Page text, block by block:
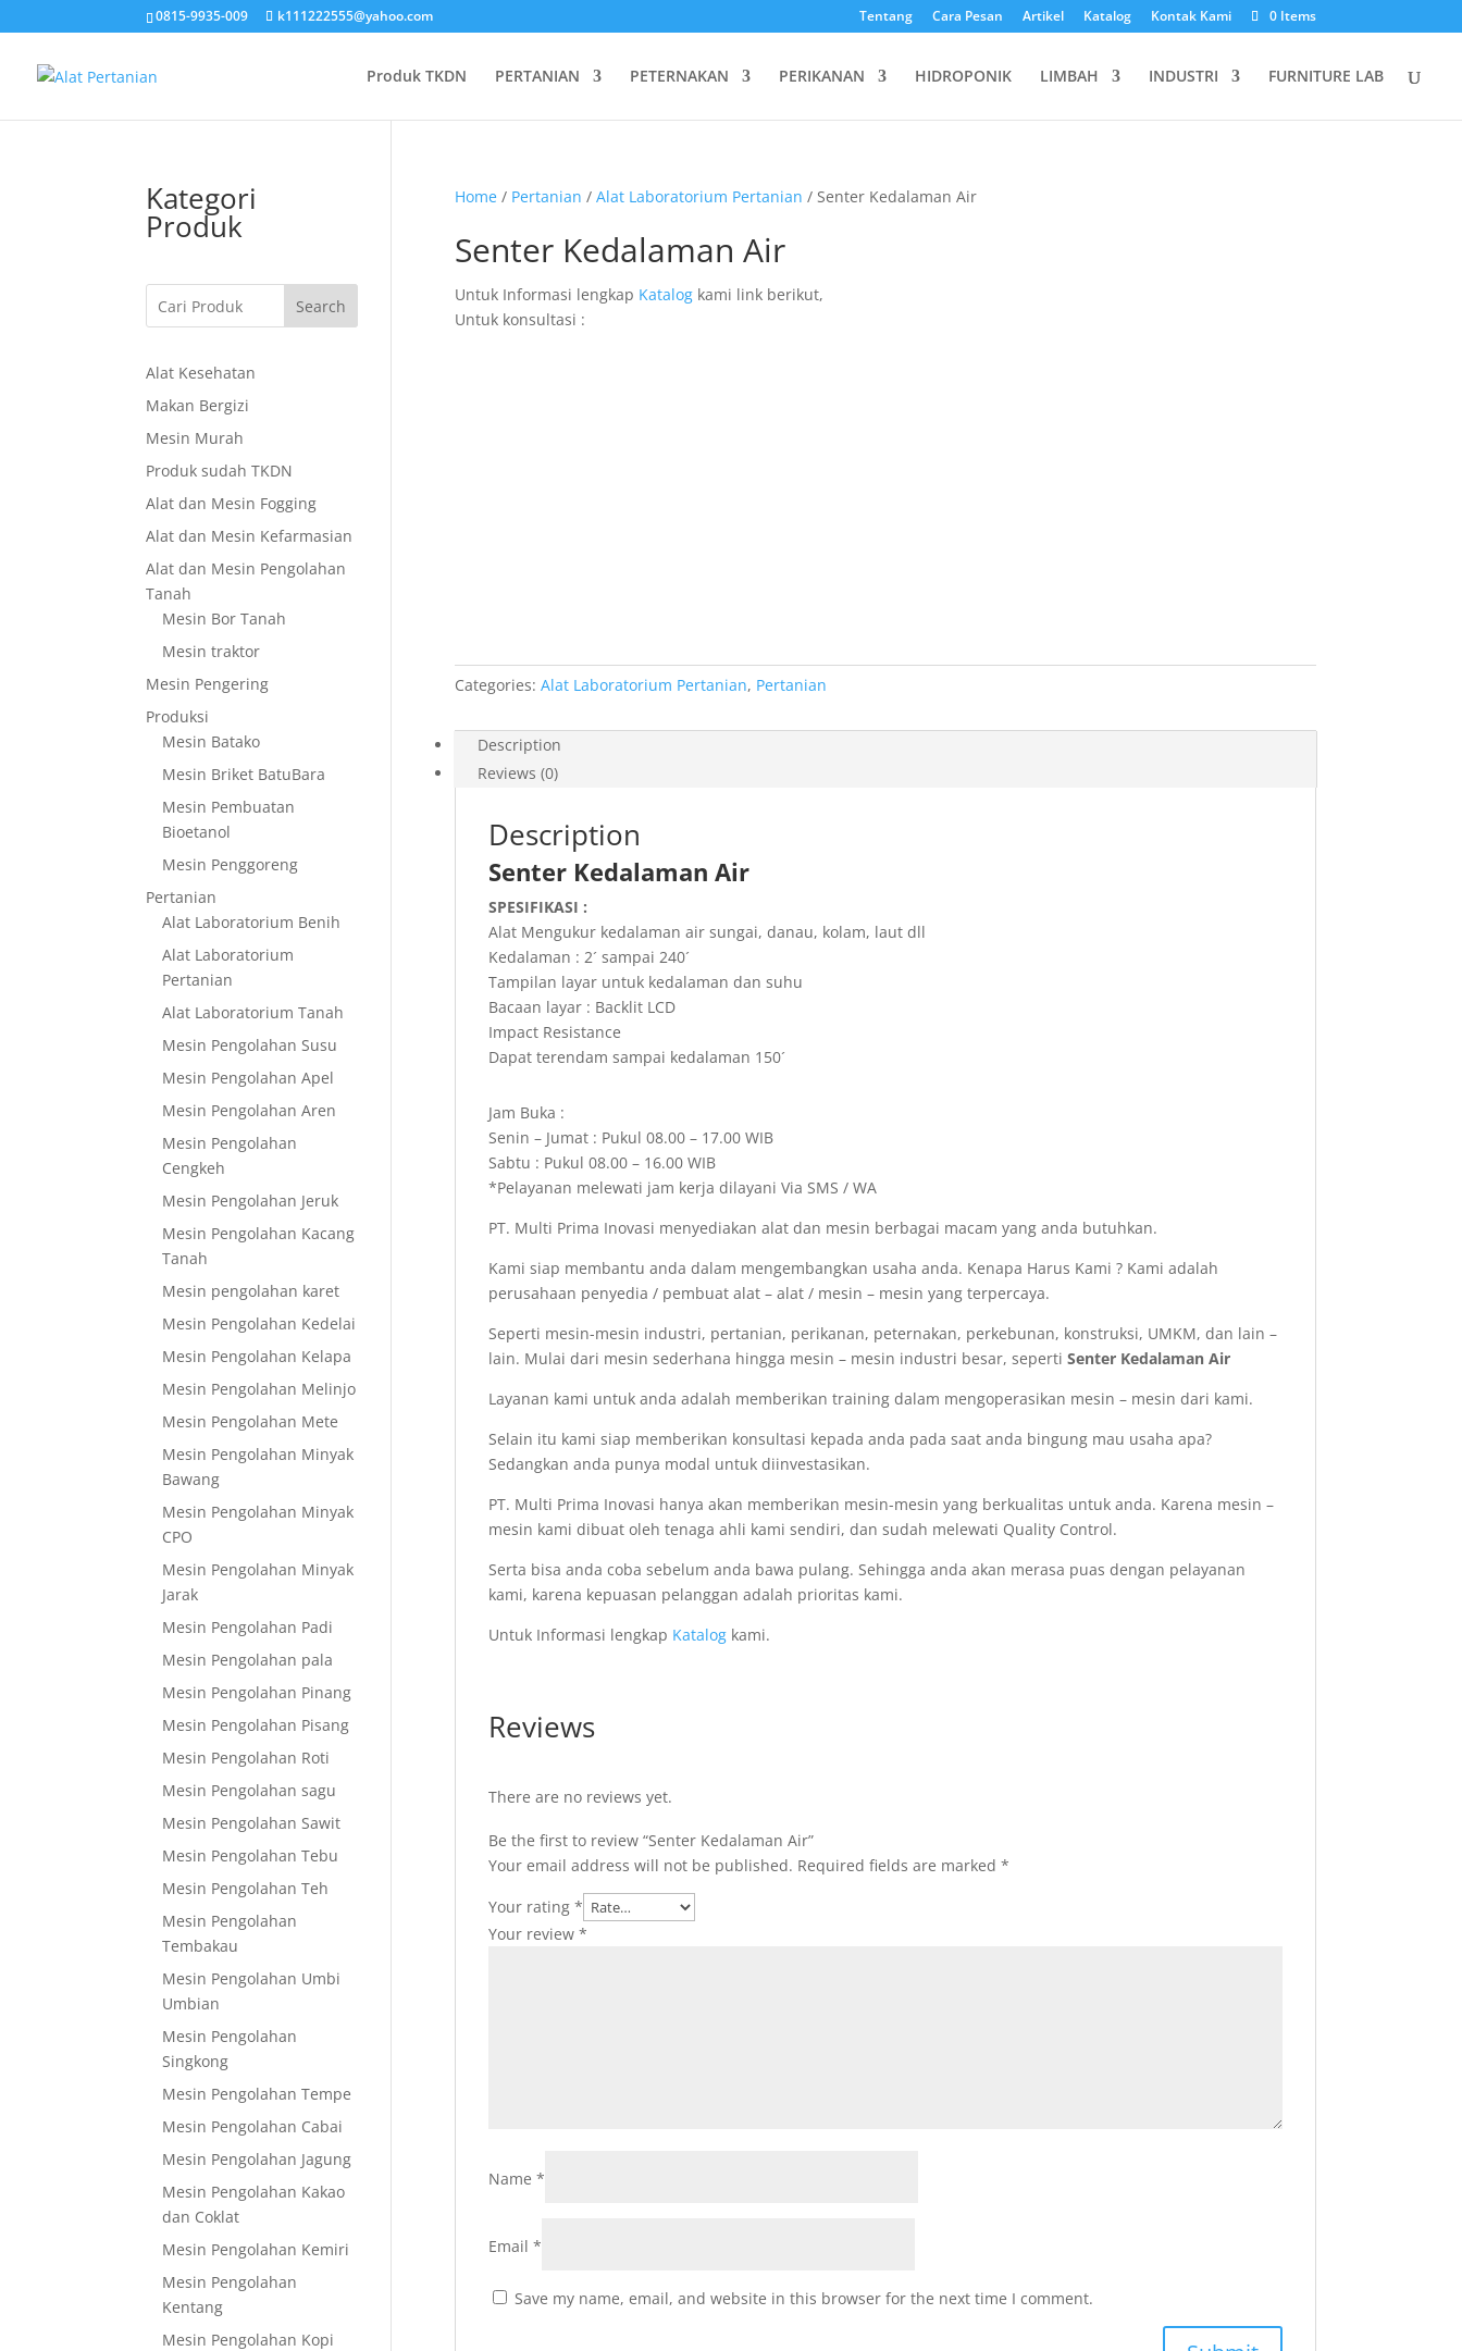
0815-9935-009 k111222555@yahoo.com Tentang Cara Pesan Artikel Katalog Kontak Kami 0 Items
Produk TKDN PERTANIAN PETERNAKAN PERIKANAN HIDROPONIK LIMBAH INDUSTRI FURNITURE LAB
Home/ Pertanian / Alat Laboratorium Pertanian / Senter Kedalaman Air
Senter Kedalaman Air
Untuk Informasi lengkap Katalogkami link berikut,
Untuk konsultasi :
Categories: Alat Laboratorium Pertanian, Pertanian
Description
Reviews (0)
Description
Senter Kedalaman Air
SPESIFIKASI :
Alat Mengukur kedalaman air sungai, danau, kolam, laut dll
Kedalaman : 2´ sampai 240´
Tampilan layar untuk kedalaman dan suhu
Bacaan layar : Backlit LCD
Impact Resistance
Dapat terendam sampai kedalaman 150´
Jam Buka :
Senin – Jumat : Pukul 08.00 – 17.00 WIB
Sabtu : Pukul 08.00 – 16.00 WIB
*Pelayanan melewati jam kerja dilayani Via SMS / WA
PT. Multi Prima Inovasi menyediakan alat dan mesin berbagai macam yang anda butuhkan.
Kami siap membantu anda dalam mengembangkan usaha anda. Kenapa Harus Kami ? Kami adalah
perusahaan penyedia / pembuat alat – alat / mesin – mesin yang terpercaya.
Seperti mesin-mesin industri, pertanian, perikanan, peternakan, perkebunan, konstruksi, UMKM, dan lain –
lain. Mulai dari mesin sederhana hingga mesin – mesin industri besar, seperti Senter Kedalaman Air
Layanan kami untuk anda adalah memberikan training dalam mengoperasikan mesin – mesin dari kami.
Selain itu kami siap memberikan konsultasi kepada anda pada saat anda bingung mau usaha apa?
Sedangkan anda punya modal untuk diinvestasikan.
PT. Multi Prima Inovasi hanya akan memberikan mesin-mesin yang berkualitas untuk anda. Karena mesin –
mesin kami dibuat oleh tenaga ahli kami sendiri, dan sudah melewati Quality Control.
Serta bisa anda coba sebelum anda bawa pulang. Sehingga anda akan merasa puas dengan pelayanan
kami, karena kepuasan pelanggan adalah prioritas kami.
Untuk Informasi lengkap Katalogkami.
Reviews
There are no reviews yet.
Be the first to review “Senter Kedalaman Air”
Your email address will not be published. Required fields are marked *
Your rating *
Your review *
Name *
Email *
Save my name, email, and website in this browser for the next time I comment.
Kategori
Produk
Search
Alat Kesehatan
Makan Bergizi
Mesin Murah
Produk sudah TKDN
Alat dan Mesin Fogging
Alat dan Mesin Kefarmasian
Alat dan Mesin Pengolahan
Tanah
Mesin Bor Tanah
Mesin traktor
Mesin Pengering
Produksi
Mesin Batako
Mesin Briket BatuBara
Mesin Pembuatan
Bioetanol
Mesin Penggoreng
Pertanian
Alat Laboratorium Benih
Alat Laboratorium
Pertanian
Alat Laboratorium Tanah
Mesin Pengolahan Susu
Mesin Pengolahan Apel
Mesin Pengolahan Aren
Mesin Pengolahan
Cengkeh
Mesin Pengolahan Jeruk
Mesin Pengolahan Kacang
Tanah
Mesin pengolahan karet
Mesin Pengolahan Kedelai
Mesin Pengolahan Kelapa
Mesin Pengolahan Melinjo
Mesin Pengolahan Mete
Mesin Pengolahan Minyak
Bawang
Mesin Pengolahan Minyak
CPO
Mesin Pengolahan Minyak
Jarak
Mesin Pengolahan Padi
Mesin Pengolahan pala
Mesin Pengolahan Pinang
Mesin Pengolahan Pisang
Mesin Pengolahan Roti
Mesin Pengolahan sagu
Mesin Pengolahan Sawit
Mesin Pengolahan Tebu
Mesin Pengolahan Teh
Mesin Pengolahan
Tembakau
Mesin Pengolahan Umbi
Umbian
Mesin Pengolahan
Singkong
Mesin Pengolahan Tempe
Mesin Pengolahan Cabai
Mesin Pengolahan Jagung
Mesin Pengolahan Kakao
dan Coklat
Mesin Pengolahan Kemiri
Mesin Pengolahan
Kentang
Mesin Pengolahan Kopi